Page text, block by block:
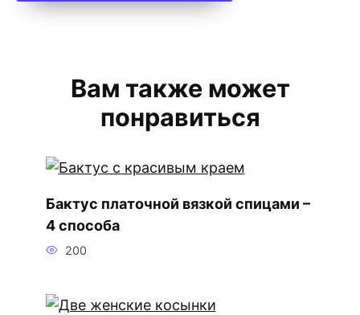
Вам также может
понравиться
Бактус платочной вязкой спицами –
4 способа
200